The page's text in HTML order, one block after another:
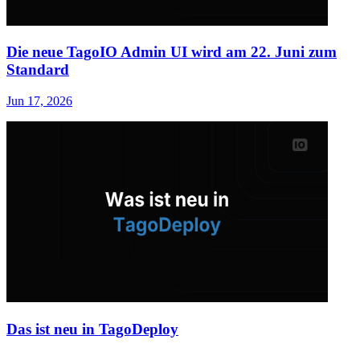
Die neue TagoIO Admin UI wird am 22. Juni zum
Standard
Jun 17, 2026
Das ist neu in TagoDeploy